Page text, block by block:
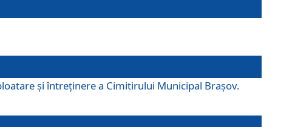
şi întreţinere a Cimitirului Municipal Braşov.